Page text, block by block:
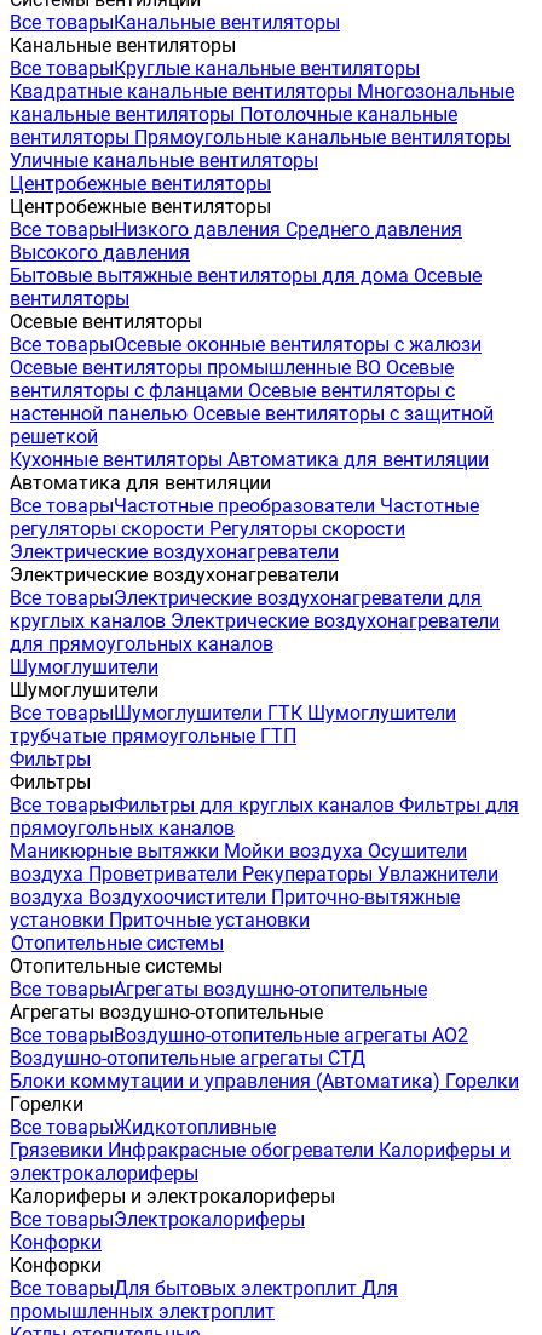
Все товарыКанальные вентиляторы
Канальные вентиляторы
Все товарыКруглые канальные вентиляторы
Квадратные канальные вентиляторы Многозональные
канальные вентиляторы Потолочные канальные
вентиляторы Прямоугольные канальные вентиляторы
Уличные канальные вентиляторы
Центробежные вентиляторы
Центробежные вентиляторы
Все товарыНизкого давления Среднего давления
Высокого давления
Бытовые вытяжные вентиляторы для дома Осевые
вентиляторы
Осевые вентиляторы
Все товарыОсевые оконные вентиляторы с жалюзи
Осевые вентиляторы промышленные ВО Осевые
вентиляторы с фланцами Осевые вентиляторы с
настенной панелью Осевые вентиляторы с защитной
решеткой
Кухонные вентиляторы Автоматика для вентиляции
Автоматика для вентиляции
Все товарыЧастотные преобразователи Частотные
регуляторы скорости Регуляторы скорости
Электрические воздухонагреватели
Электрические воздухонагреватели
Все товарыЭлектрические воздухонагреватели для
круглых каналов Электрические воздухонагреватели
для прямоугольных каналов
Шумоглушители
Шумоглушители
Все товарыШумоглушители ГТК Шумоглушители
трубчатые прямоугольные ГТП
Фильтры
Фильтры
Все товарыФильтры для круглых каналов Фильтры для
прямоугольных каналов
Маникюрные вытяжки Мойки воздуха Осушители
воздуха Проветриватели Рекуператоры Увлажнители
воздуха Воздухоочистители Приточно-вытяжные
установки Приточные установки
Отопительные системы
Отопительные системы
Все товарыАгрегаты воздушно-отопительные
Агрегаты воздушно-отопительные
Все товарыВоздушно-отопительные агрегаты АО2
Воздушно-отопительные агрегаты СТД
Блоки коммутации и управления (Автоматика) Горелки
Горелки
Все товарыЖидкотопливные
Грязевики Инфракрасные обогреватели Калориферы и
электрокалориферы
Калориферы и электрокалориферы
Все товарыЭлектрокалориферы
Конфорки
Конфорки
Все товарыДля бытовых электроплит Для
промышленных электроплит